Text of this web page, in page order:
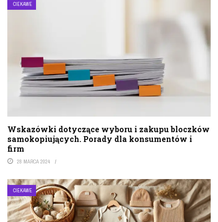
CIEKAWE
Wskazówki dotyczące wyboru i zakupu bloczków
samokopiujących. Porady dla konsumentów i
firm
28 MARCA 2024
CIEKAWE